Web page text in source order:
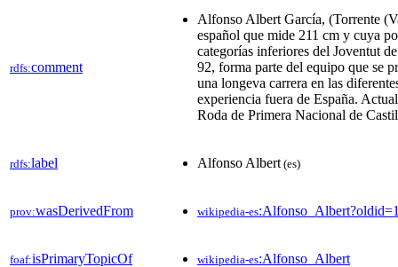
rdfs:comment
Alfonso Albert García, (Torrente
español que mide 211 cm y cuya
categorías inferiores del Joventut
92, forma parte del equipo que se
una longeva carrera en las
experiencia fuera de España.
Roda de Primera Nacional de
rdfs:label Alfonso Albert (es)
prov:wasDerivedFrom wikipedia-es
foaf:isPrimaryTopicOf wikipedia-es:Alfonso_Albert